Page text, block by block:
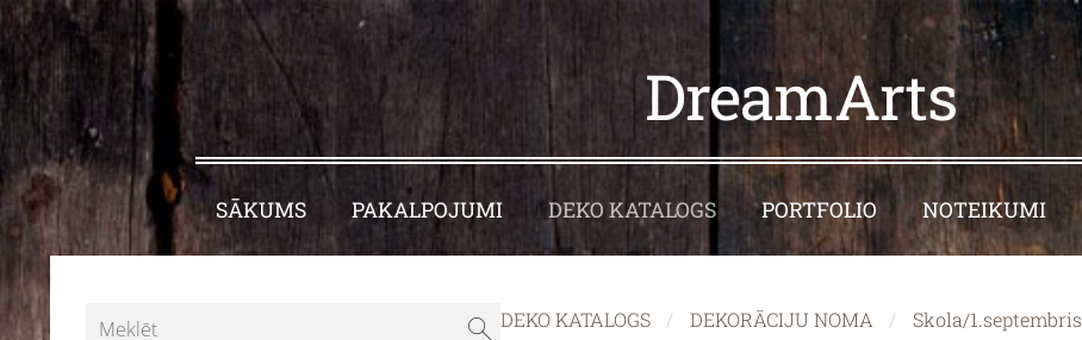
DreamArts
SĀKUMS PAKALPOJUMI DEKO KATALOGS PORTFOLIO NOTEIKUMI
DEKO KATALOGS DEKORĀCIJU NOMA Skola/1.septembris